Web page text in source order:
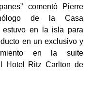
comentó Pierre
de la Casa
estuvo en la isla para
en un exclusivo y
en la suite
Hotel Ritz Carlton de